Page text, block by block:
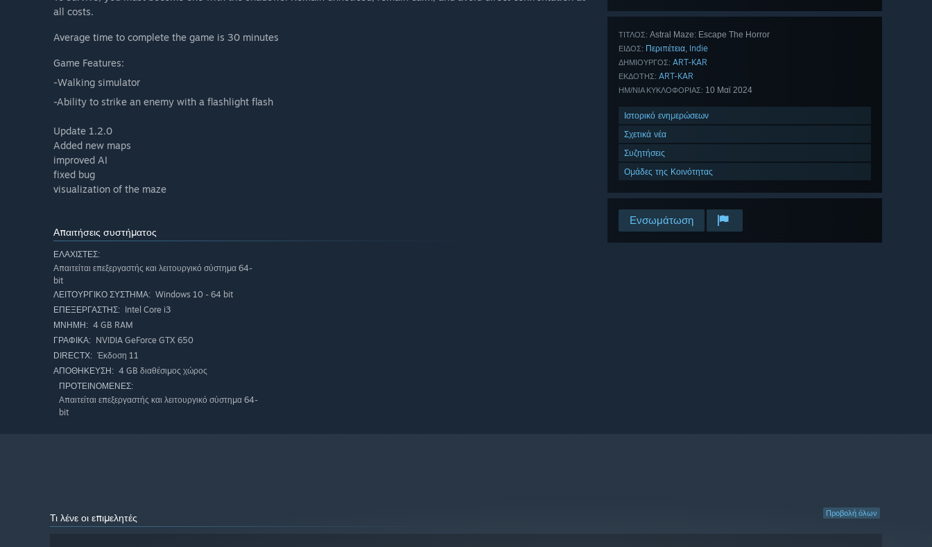
ΤΊΤΛΟΣ: Astral Maze: Escape The Horror
ΕΊΔΟΣ: Περιπέτεια, Indie
ΔΗΜΙΟΥΡΓΌΣ: ART-KAR
ΕΚΔΌΤΗΣ: ART-KAR
ΗΜ/ΝΊΑ ΚΥΚΛΟΦΟΡΊΑΣ: 10 Μαϊ 2024
Ιστορικό ενημερώσεων
Σχετικά νέα
Συζητήσεις
Ομάδες της Κοινότητας
Ενσωμάτωση
all costs.
Average time to complete the game is 30 minutes
Game Features:
-Walking simulator
-Ability to strike an enemy with a flashlight flash
Update 1.2.0
Added new maps
improved AI
fixed bug
visualization of the maze
Απαιτήσεις συστήματος
ΕΛΆΧΙΣΤΕΣ:
Απαιτείται επεξεργαστής και λειτουργικό σύστημα 64-
bit
ΛΕΙΤΟΥΡΓΙΚΌ ΣΎΣΤΗΜΑ: Windows 10 - 64 bit
ΕΠΕΞΕΡΓΑΣΤΉΣ: Intel Core i3
ΜΝΉΜΗ: 4 GB RAM
ΓΡΑΦΙΚΆ: NVIDIA GeForce GTX 650
DIRECTX: Έκδοση 11
ΑΠΟΘΉΚΕΥΣΗ: 4 GB διαθέσιμος χώρος
ΠΡΟΤΕΙΝΌΜΕΝΕΣ:
Απαιτείται επεξεργαστής και λειτουργικό σύστημα 64-
bit
Προβολή όλων
Τι λένε οι επιμελητές